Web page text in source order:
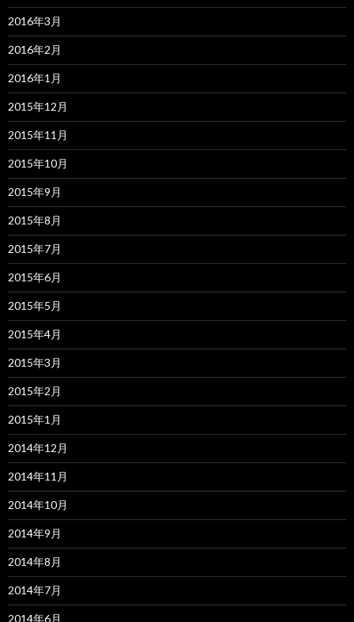
2016年3月
2016年2月
2016年1月
2015年12月
2015年11月
2015年10月
2015年9月
2015年8月
2015年7月
2015年6月
2015年5月
2015年4月
2015年3月
2015年2月
2015年1月
2014年12月
2014年11月
2014年10月
2014年9月
2014年8月
2014年7月
2014年6月